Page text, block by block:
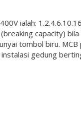
ialah:
capacity)
tombol biru.
gedung